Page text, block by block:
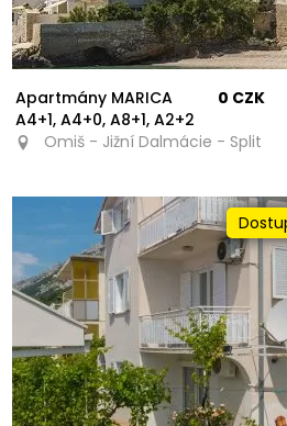
Apartmány MARICA
A4+1, A4+0, A8+1, A2+2
0 CZK
Omiš - Jižní Dalmácie - Split